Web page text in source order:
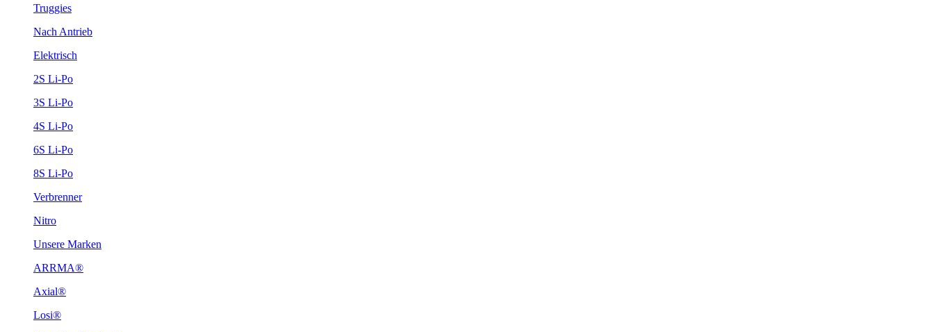
Truggies
Nach Antrieb
Elektrisch
2S Li-Po
3S Li-Po
4S Li-Po
6S Li-Po
8S Li-Po
Verbrenner
Nitro
Unsere Marken
ARRMA®
Axial®
Losi®